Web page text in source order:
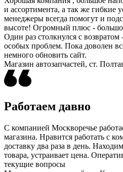
и ассортимента, а так же гибкие
менеджеры всегда помогут и
высоте! Огромный плюс -
Один раз столкнулся с
особых проблем. Пока доволен
немного обновить сайт.
Магазин автозапчастей, ст.
Работаем давно
С компанией Москворечье
магазина. Нравится работать с
доставку два раза в день.
товара, устраивает цена.
текущие вопросы